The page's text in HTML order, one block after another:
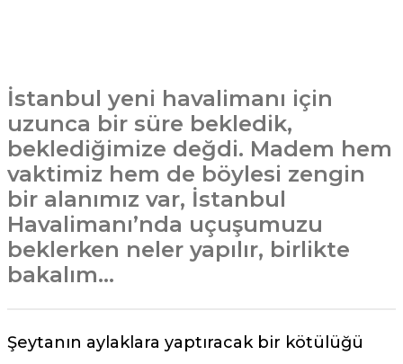
İstanbul yeni havalimanı için
uzunca bir süre bekledik,
beklediğimize değdi. Madem hem
vaktimiz hem de böylesi zengin
bir alanımız var, İstanbul
Havalimanı’nda uçuşumuzu
beklerken neler yapılır, birlikte
bakalım…
Şeytanın aylaklara yaptıracak bir kötülüğü